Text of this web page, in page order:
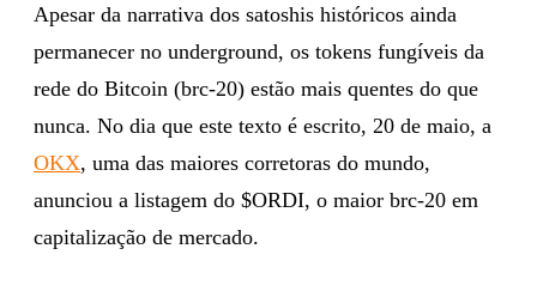
Apesar da narrativa dos satoshis históricos ainda
permanecer no underground, os tokens fungíveis da
rede do Bitcoin (brc-20) estão mais quentes do que
nunca. No dia que este texto é escrito, 20 de maio, a
OKX, uma das maiores corretoras do mundo,
anunciou a listagem do $ORDI, o maior brc-20 em
capitalização de mercado.